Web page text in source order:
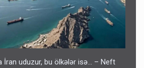
İran uduzur, bu ölkələr isə... – Neft